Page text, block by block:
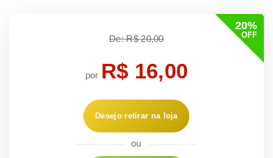
20%
OFF
De: R$ 20,00
por R$ 16,00
Desejo retirar na loja